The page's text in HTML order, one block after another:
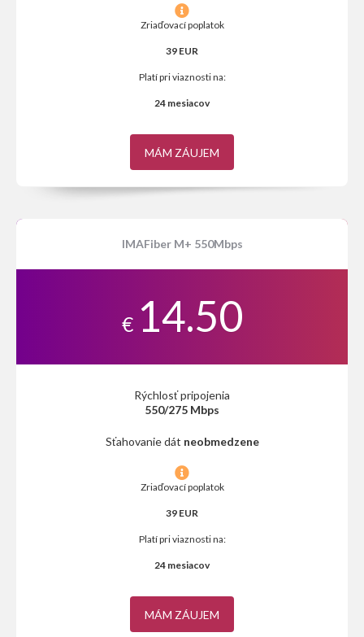
Zriaďovací poplatok
39 EUR
Platí pri viaznosti na:
24 mesiacov
MÁM ZÁUJEM
IMAFiber M+ 550Mbps
€ 14.50
Rýchlosť pripojenia
550/275 Mbps
Sťahovanie dát neobmedzene
Zriaďovací poplatok
39 EUR
Platí pri viaznosti na:
24 mesiacov
MÁM ZÁUJEM